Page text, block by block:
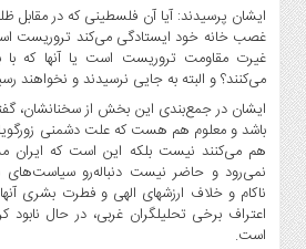
ایشان پرسیدند: آیا آن فلسطینی که در
غصب خانه خود ایستادگی می‌کند تروریست
غیرت مقاومت تروریست است یا آنها که با
می‌کنند؟ و البته به جایی نرسیدند و نخواهند
ایشان در جمع‌بندی این بخش از سخنانشان،
باشد و معلوم هم هست که علت دشمنی
هم می‌کنند نیست بلکه این است که ایران
نمی‌رود و حاضر نیست دنباله‌رو سیاست‌های
ناکام و خلاف ارزشهای الهی و فطرت بشری
است.